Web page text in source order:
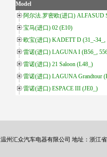
Model
阿尔法.罗密欧(进口) ALFASUD
宝马(进口) 02 (E10)
欧宝(进口) KADETT D (31_-34_,
雷诺(进口) LAGUNA I (B56_,
雷诺(进口) 21 Saloon (L48_)
雷诺(进口) LAGUNA Grandtour
雷诺(进口) ESPACE III (JE0_)
温州汇众汽车电器有限公司 地址：浙江省